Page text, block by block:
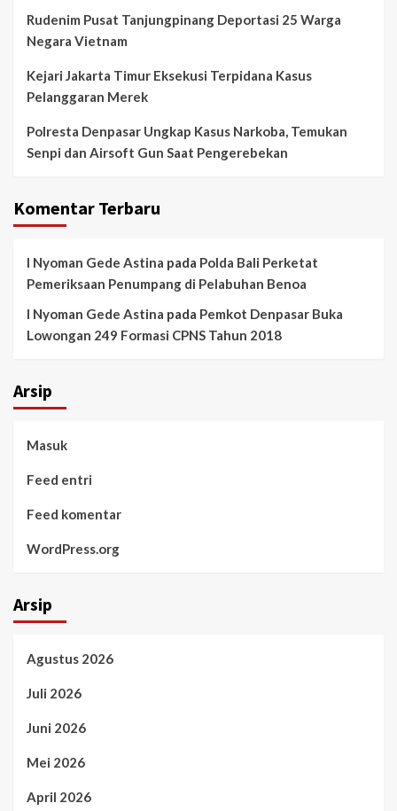
Rudenim Pusat Tanjungpinang Deportasi 25 Warga
Negara Vietnam
Kejari Jakarta Timur Eksekusi Terpidana Kasus
Pelanggaran Merek
Polresta Denpasar Ungkap Kasus Narkoba, Temukan
Senpi dan Airsoft Gun Saat Pengerebekan
Komentar Terbaru
I Nyoman Gede Astina pada Polda Bali Perketat
Pemeriksaan Penumpang di Pelabuhan Benoa
I Nyoman Gede Astina pada Pemkot Denpasar Buka
Lowongan 249 Formasi CPNS Tahun 2018
Arsip
Masuk
Feed entri
Feed komentar
WordPress.org
Arsip
Agustus 2026
Juli 2026
Juni 2026
Mei 2026
April 2026